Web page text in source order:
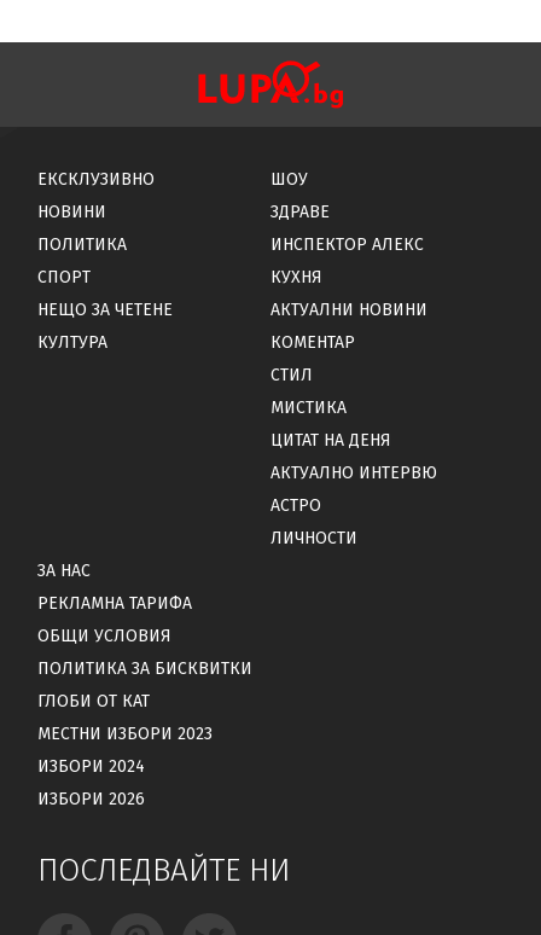
ЕКСКЛУЗИВНО
НОВИНИ
ПОЛИТИКА
СПОРТ
НЕЩО ЗА ЧЕТЕНЕ
КУЛТУРА
ШОУ
ЗДРАВЕ
ИНСПЕКТОР АЛЕКС
КУХНЯ
АКТУАЛНИ НОВИНИ
КОМЕНТАР
СТИЛ
МИСТИКА
ЦИТАТ НА ДЕНЯ
АКТУАЛНО ИНТЕРВЮ
АСТРО
ЛИЧНОСТИ
ЗА НАС
РЕКЛАМНА ТАРИФА
ОБЩИ УСЛОВИЯ
ПОЛИТИКА ЗА БИСКВИТКИ
ГЛОБИ ОТ КАТ
МЕСТНИ ИЗБОРИ 2023
ИЗБОРИ 2024
ИЗБОРИ 2026
ПОСЛЕДВАЙТЕ НИ